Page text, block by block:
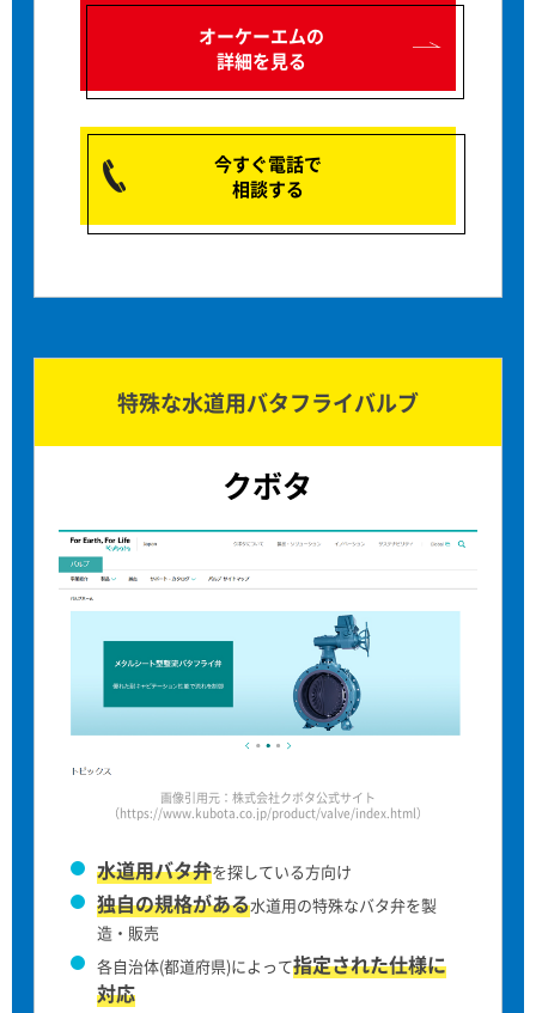
オーケーエムの
詳細を見る
今すぐ電話で
相談する
特殊な水道用バタフライバルブ
クボタ
画像引用元：株式会社クボタ公式サイト
（https://www.kubota.co.jp/product/valve/index.html）
水道用バタ弁を探している方向け
独自の規格がある水道用の特殊なバタ弁を製
造・販売
各自治体(都道府県)によって指定された仕様に
対応